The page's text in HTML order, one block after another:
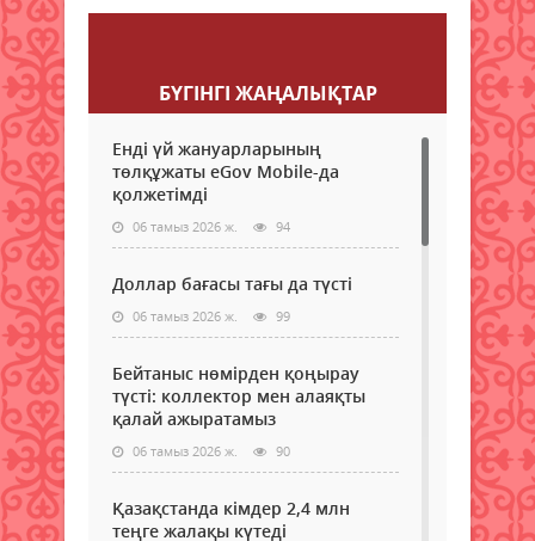
БҮГІНГI ЖАҢАЛЫҚТАР
Енді үй жануарларының
төлқұжаты eGov Mobile-да
қолжетімді
06 тамыз 2026 ж. 94
Доллар бағасы тағы да түсті
06 тамыз 2026 ж. 99
Бейтаныс нөмірден қоңырау
түсті: коллектор мен алаяқты
қалай ажыратамыз
06 тамыз 2026 ж. 90
Қазақстанда кімдер 2,4 млн
теңге жалақы күтеді